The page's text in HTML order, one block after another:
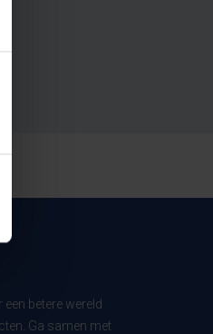
betere wereld
Ga samen met